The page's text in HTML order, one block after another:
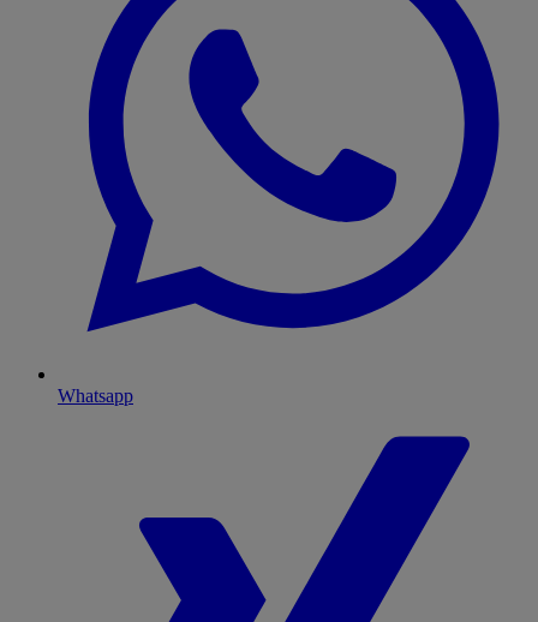
Whatsapp